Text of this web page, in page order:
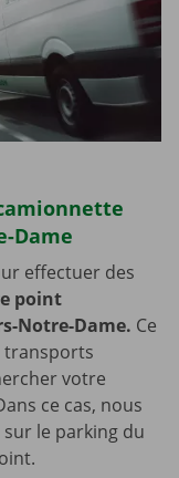
Dame
effectuer des
point
Notre-Dame. Ce
transports
votre
ce cas, nous
le parking du